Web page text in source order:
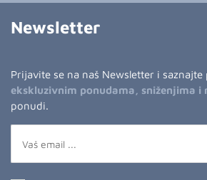
Newsletter
Prijavite se na naš Newsletter i saznajte
ekskluzivnim ponudama, sniženjima i
ponudi.